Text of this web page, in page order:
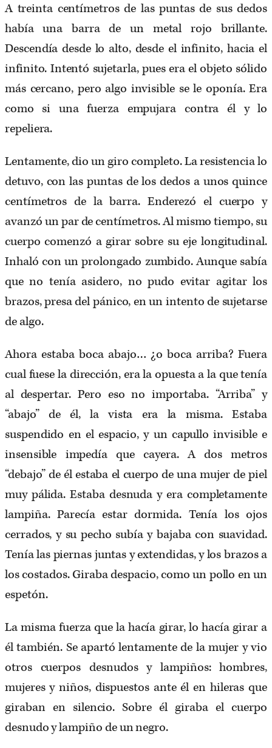
A treinta centímetros de las puntas de sus dedos
había una barra de un metal rojo brillante.
Descendía desde lo alto, desde el infinito, hacia el
infinito. Intentó sujetarla, pues era el objeto sólido
más cercano, pero algo invisible se le oponía. Era
como si una fuerza empujara contra él y lo
repeliera.
Lentamente, dio un giro completo. La resistencia lo
detuvo, con las puntas de los dedos a unos quince
centímetros de la barra. Enderezó el cuerpo y
avanzó un par de centímetros. Al mismo tiempo, su
cuerpo comenzó a girar sobre su eje longitudinal.
Inhaló con un prolongado zumbido. Aunque sabía
que no tenía asidero, no pudo evitar agitar los
brazos, presa del pánico, en un intento de sujetarse
de algo.
Ahora estaba boca abajo… ¿o boca arriba? Fuera
cual fuese la dirección, era la opuesta a la que tenía
al despertar. Pero eso no importaba. “Arriba” y
“abajo” de él, la vista era la misma. Estaba
suspendido en el espacio, y un capullo invisible e
insensible impedía que cayera. A dos metros
“debajo” de él estaba el cuerpo de una mujer de piel
muy pálida. Estaba desnuda y era completamente
lampiña. Parecía estar dormida. Tenía los ojos
cerrados, y su pecho subía y bajaba con suavidad.
Tenía las piernas juntas y extendidas, y los brazos a
los costados. Giraba despacio, como un pollo en un
espetón.
La misma fuerza que la hacía girar, lo hacía girar a
él también. Se apartó lentamente de la mujer y vio
otros cuerpos desnudos y lampiños: hombres,
mujeres y niños, dispuestos ante él en hileras que
giraban en silencio. Sobre él giraba el cuerpo
desnudo y lampiño de un negro.